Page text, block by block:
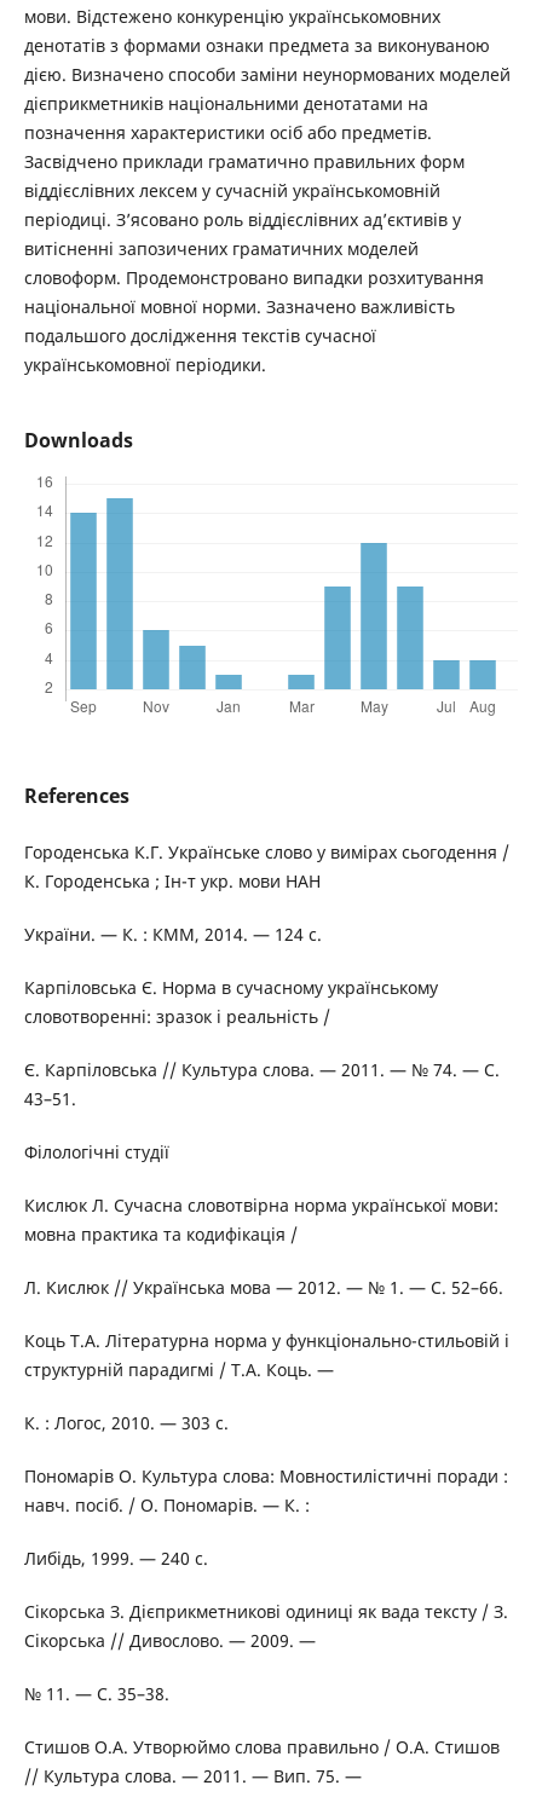
мови. Відстежено конкуренцію українськомовних
денотатів з формами ознаки предмета за виконуваною
дією. Визначено способи заміни неунормованих моделей
дієприкметників національними денотатами на
позначення характеристики осіб або предметів.
Засвідчено приклади граматично правильних форм
віддієслівних лексем у сучасній українськомовній
періодиці. З’ясовано роль віддієслівних ад’єктивів у
витісненні запозичених граматичних моделей
словоформ. Продемонстровано випадки розхитування
національної мовної норми. Зазначено важливість
подальшого дослідження текстів сучасної
українськомовної періодики.
Downloads
References
Городенська К.Г. Українське слово у вимірах сьогодення /
К. Городенська ; Ін-т укр. мови НАН
України. — К. : КММ, 2014. — 124 с.
Карпіловська Є. Норма в сучасному українському
словотворенні: зразок і реальність /
Є. Карпіловська // Культура слова. — 2011. — № 74. — С.
43–51.
Філологічні студії
Кислюк Л. Сучасна словотвірна норма української мови:
мовна практика та кодифікація /
Л. Кислюк // Українська мова — 2012. — № 1. — С. 52–66.
Коць Т.А. Літературна норма у функціонально-стильовій і
структурній парадигмі / Т.А. Коць. —
К. : Логос, 2010. — 303 с.
Пономарів О. Культура слова: Мовностилістичні поради :
навч. посіб. / О. Пономарів. — К. :
Либідь, 1999. — 240 с.
Сікорська З. Дієприкметникові одиниці як вада тексту / З.
Сікорська // Дивослово. — 2009. —
№ 11. — С. 35–38.
Стишов О.А. Утворюймо слова правильно / О.А. Стишов
// Культура слова. — 2011. — Вип. 75. —